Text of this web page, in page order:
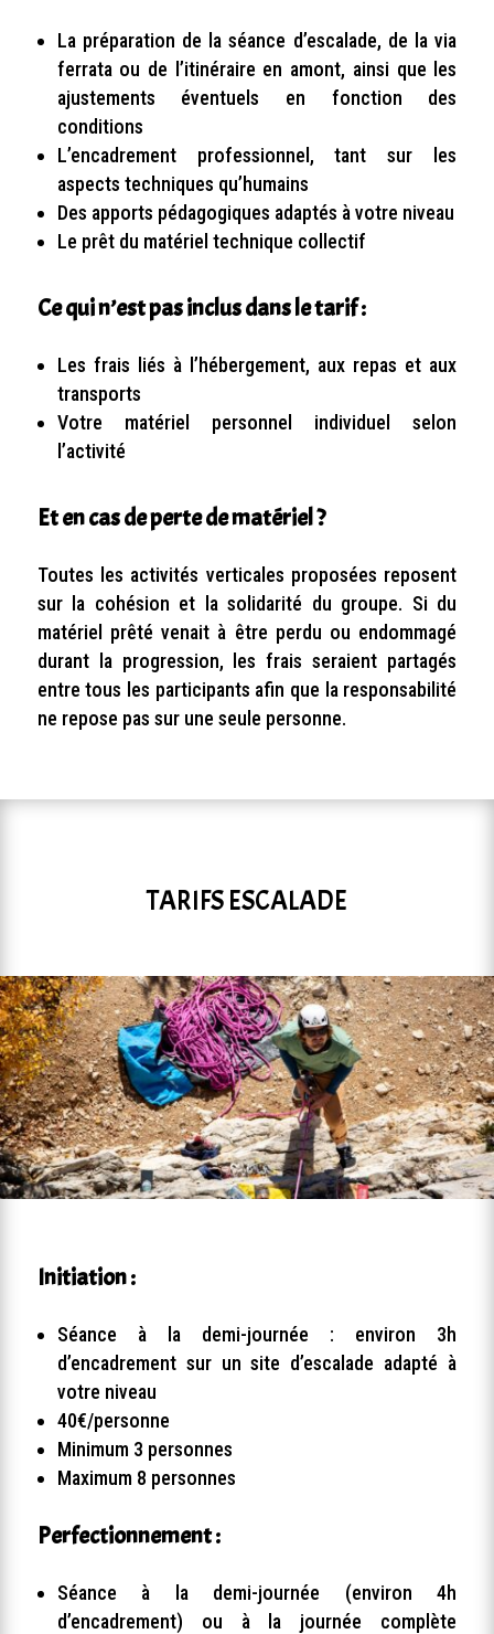
La préparation de la séance d’escalade, de la via
ferrata ou de l’itinéraire en amont, ainsi que les
ajustements éventuels en fonction des
conditions
L’encadrement professionnel, tant sur les
aspects techniques qu’humains
Des apports pédagogiques adaptés à votre niveau
Le prêt du matériel technique collectif
Ce qui n’est pas inclus dans le tarif :
Les frais liés à l’hébergement, aux repas et aux
transports
Votre matériel personnel individuel selon
l’activité
Et en cas de perte de matériel ?
Toutes les activités verticales proposées reposent
sur la cohésion et la solidarité du groupe. Si du
matériel prêté venait à être perdu ou endommagé
durant la progression, les frais seraient partagés
entre tous les participants afin que la responsabilité
ne repose pas sur une seule personne.
TARIFS ESCALADE
Initiation :
Séance à la demi-journée : environ 3h
d’encadrement sur un site d’escalade adapté à
votre niveau
40€/personne
Minimum 3 personnes
Maximum 8 personnes
Perfectionnement :
Séance à la demi-journée (environ 4h
d’encadrement) ou à la journée complète